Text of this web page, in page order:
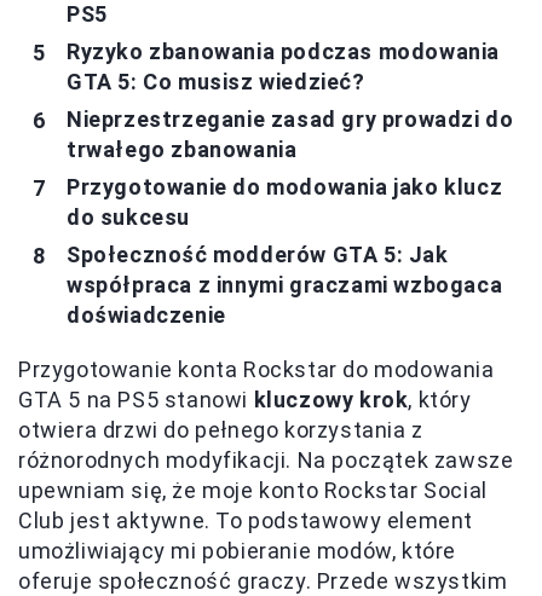
PS5
Ryzyko zbanowania podczas modowania
GTA 5: Co musisz wiedzieć?
Nieprzestrzeganie zasad gry prowadzi do
trwałego zbanowania
Przygotowanie do modowania jako klucz
do sukcesu
Społeczność modderów GTA 5: Jak
współpraca z innymi graczami wzbogaca
doświadczenie
Przygotowanie konta Rockstar do modowania
GTA 5 na PS5 stanowi kluczowy krok, który
otwiera drzwi do pełnego korzystania z
różnorodnych modyfikacji. Na początek zawsze
upewniam się, że moje konto Rockstar Social
Club jest aktywne. To podstawowy element
umożliwiający mi pobieranie modów, które
oferuje społeczność graczy. Przede wszystkim